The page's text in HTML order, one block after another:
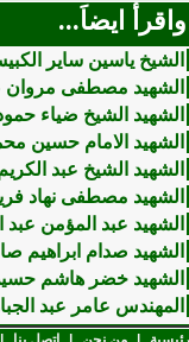
واقرأ ايضاَ...
الشيخ ياسين ساير
الشهيد مصطفى مروان
الشهيد الشيخ ضياء
الشهيد الامام حسين
الشهيد الشيخ عبد
الشهيد مصطفى نهاد
الشهيد عبد المؤمن عبد
الشهيد صدام ابراهيم
الشهيد خضر هاشم حسين
المهندس عامر عبد